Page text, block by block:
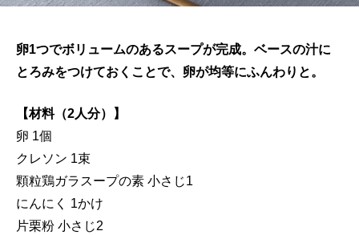
卵1つでボリュームのあるスープが完成。ベースの汁に
とろみをつけておくことで、卵が均等にふんわりと。
【材料（2人分）】
卵 1個
クレソン 1束
顆粒鶏ガラスープの素 小さじ1
にんにく 1かけ
片栗粉 小さじ2